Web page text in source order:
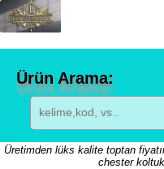
Ürün Arama:
Üretimden lüks kalite toptan
chester